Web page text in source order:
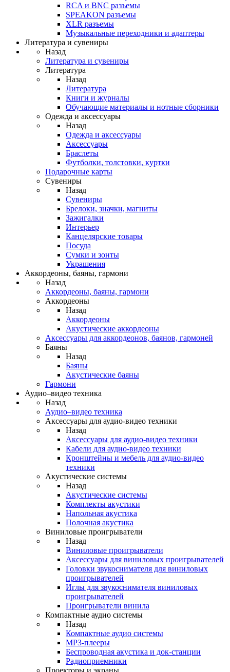
RCA и BNC разъемы
SPEAKON разъемы
XLR разъемы
Музыкальные переходники и адаптеры
Литература и сувениры
Назад
Литература и сувениры
Литература
Назад
Литература
Книги и журналы
Обучающие материалы и нотные сборники
Одежда и аксессуары
Назад
Одежда и аксессуары
Аксессуары
Браслеты
Футболки, толстовки, куртки
Подарочные карты
Сувениры
Назад
Сувениры
Брелоки, значки, магниты
Зажигалки
Интерьер
Канцелярские товары
Посуда
Сумки и зонты
Украшения
Аккордеоны, баяны, гармони
Назад
Аккордеоны, баяны, гармони
Аккордеоны
Назад
Аккордеоны
Акустические аккордеоны
Аксессуары для аккордеонов, баянов, гармоней
Баяны
Назад
Баяны
Акустические баяны
Гармони
Аудио–видео техника
Назад
Аудио–видео техника
Аксессуары для аудио-видео техники
Назад
Аксессуары для аудио-видео техники
Кабели для аудио-видео техники
Кронштейны и мебель для аудио-видео
техники
Акустические системы
Назад
Акустические системы
Комплекты акустики
Напольная акустика
Полочная акустика
Виниловые проигрыватели
Назад
Виниловые проигрыватели
Аксессуары для виниловых проигрывателей
Головки звукоснимателя для виниловых
проигрывателей
Иглы для звукоснимателя виниловых
проигрывателей
Проигрыватели винила
Компактные аудио системы
Назад
Компактные аудио системы
MP3-плееры
Беспроводная акустика и док-станции
Радиоприемники
Проекторы и экраны